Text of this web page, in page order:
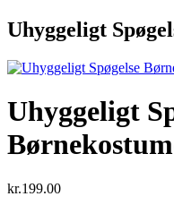
Uhyggeligt
Uhyggeligt
kr.199.00